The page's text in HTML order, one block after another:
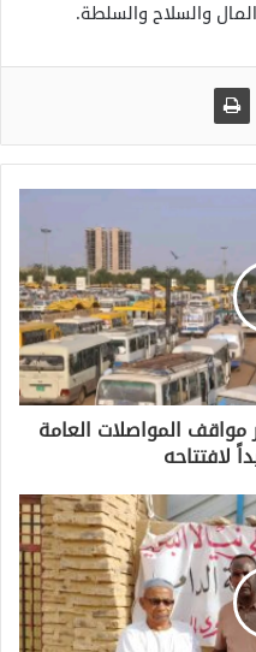
والسلاح والسلطة.
مواقف المواصلات العامة
لافتتاحه